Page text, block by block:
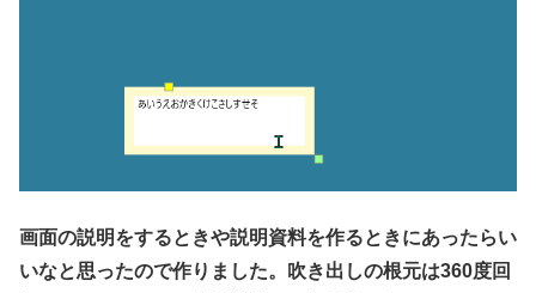
画面の説明をするときや説明資料を作るときにあったらい
いなと思ったので作りました。吹き出しの根元は360度回